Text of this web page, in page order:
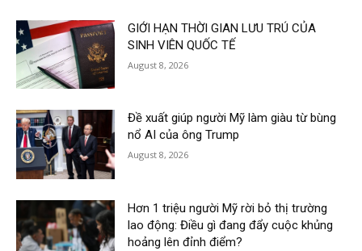
GIỚI HẠN THỜI GIAN LƯU TRÚ CỦA
SINH VIÊN QUỐC TẾ
August 8, 2026
Đề xuất giúp người Mỹ làm giàu từ bùng
nổ AI của ông Trump
August 8, 2026
Hơn 1 triệu người Mỹ rời bỏ thị trường
lao động: Điều gì đang đẩy cuộc khủng
hoảng lên đỉnh điểm?